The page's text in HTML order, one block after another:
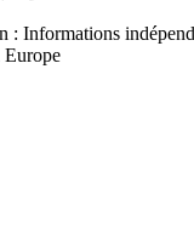
: Informations
Europe